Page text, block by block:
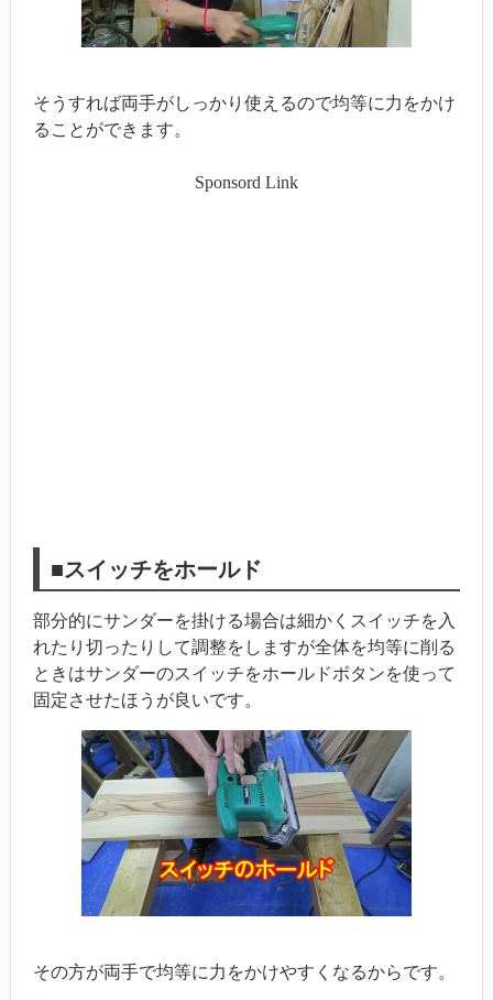
そうすれば両手がしっかり使えるので均等に力をかけ
ることができます。
Sponsord Link
■スイッチをホールド
部分的にサンダーを掛ける場合は細かくスイッチを入
れたり切ったりして調整をしますが全体を均等に削る
ときはサンダーのスイッチをホールドボタンを使って
固定させたほうが良いです。
その方が両手で均等に力をかけやすくなるからです。